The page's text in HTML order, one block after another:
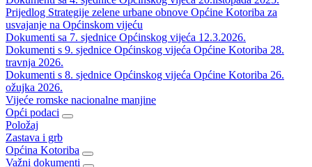
Prijedlog Strategije zelene urbane obnove Općine Kotoriba za
usvajanje na Općinskom vijeću
Dokumenti sa 7. sjednice Općinskog vijeća 12.3.2026.
Dokumenti s 9. sjednice Općinskog vijeća Općine Kotoriba 28.
travnja 2026.
Dokumenti s 8. sjednice Općinskog vijeća Općine Kotoriba 26.
ožujka 2026.
Vijeće romske nacionalne manjine
Opći podaci
Položaj
Zastava i grb
Općina Kotoriba
Važni dokumenti